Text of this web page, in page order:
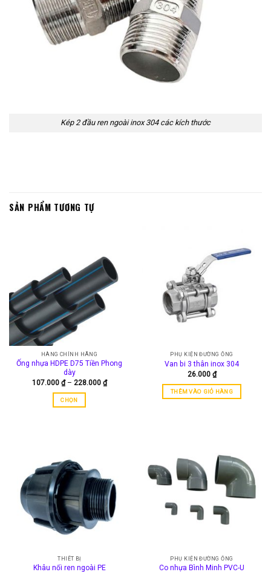
Kép 2 đầu ren ngoài inox 304 các kích thước
SẢN PHẨM TƯƠNG TỰ
HÀNG CHÍNH HÃNG
Ống nhựa HDPE D75 Tiền Phong
dày
107.000 ₫ – 228.000 ₫Khoảng
CHỌN
nhiều
biến
thể.
tùy
chọn
có
chọn
PHỤ KIỆN ĐƯỜNG ỐNG
Van bi 3 thân inox 304
26.000 ₫
THÊM VÀO GIỎ HÀNG
THIẾT BỊ
Khâu nối ren ngoài PE
PHỤ KIỆN ĐƯỜNG ỐNG
Co nhựa Bình Minh PVC-U